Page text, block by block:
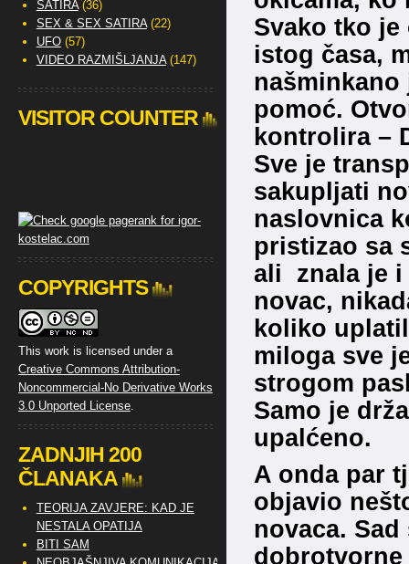
Svako tko
istog časa,
našminkano
pomoć.
kontrolira –
Sve je
sakupljati
naslovnica
pristizao sa
ali znala je i
novac,
koliko
miloga sve
strogom
Samo je
upalćeno.
A onda par
objavio
novaca.
SATIRA(36)
SEX & SEX SATIRA(22)
UFO(57)
VIDEO RAZMIŠLJANJA(147)
VISITOR COUNTER
COPYRIGHTS
This work is licensed under a
Creative Commons Attribution-
Noncommercial-No Derivative Works
3.0 Unported License.
ZADNJIH 200
ČLANAKA
TEORIJA ZAVJERE: KAD JE
NESTALA OPATIJA
BITI SAM